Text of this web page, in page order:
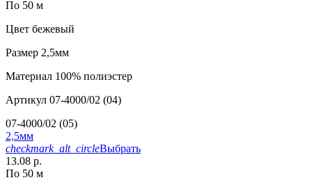
По 50 м
Цвет бежевый
Размер 2,5мм
Материал 100% полиэстер
Артикул 07-4000/02 (04)
07-4000/02 (05)
2,5мм
checkmark_alt_circleВыбрать
13.08 р.
По 50 м